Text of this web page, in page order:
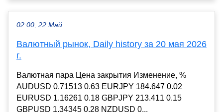
02:00, 22 Май
Валютный рынок, Daily history за 20 мая 2026
г.
Валютная пара Цена закрытия Изменение, %
AUDUSD 0.71513 0.63 EURJPY 184.647 0.02
EURUSD 1.16261 0.18 GBPJPY 213.411 0.15
GBPUSD 1.34345 0.28 NZDUSD 0...